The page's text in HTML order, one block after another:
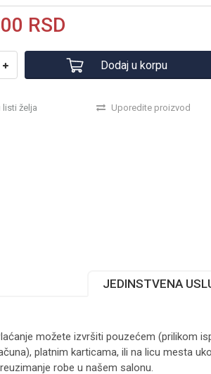
RSD
Dodaj u korpu
listi želja Uporedite proizvod
JEDINSTVENA
možete izvršiti pouzećem (prilikom
platnim karticama, ili na licu mesta
robe u našem salonu.